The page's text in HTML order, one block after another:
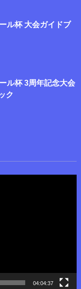
ル杯 大会ガイドブ
ル杯 3周年記念大会
ク
04:04:37